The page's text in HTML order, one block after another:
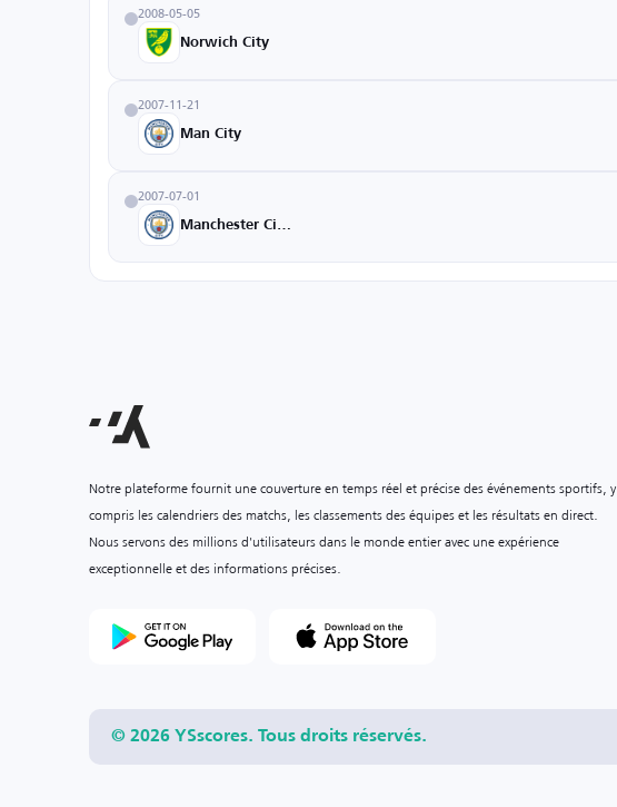
2008-05-05
Norwich City
2007-11-21
Man City
2007-07-01
Notre plateforme fournit une couverture en temps réel et précise des événements sportifs, y
compris les calendriers des matchs, les classements des équipes et les résultats en direct.
Nous servons des millions d'utilisateurs dans le monde entier avec une expérience
exceptionnelle et des informations précises.
© 2026 YSscores. Tous droits réservés.